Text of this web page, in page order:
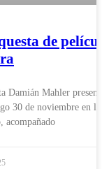
de
Damián Mahler
30 de noviembre en
acompañado